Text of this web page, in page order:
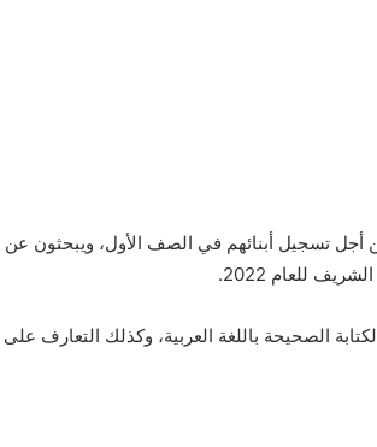
من أجل تسجيل أبنائهم في الصف الأول، ويبحثون
للعام 2022.
الصحيحة باللغة العربية، وكذلك التعارف